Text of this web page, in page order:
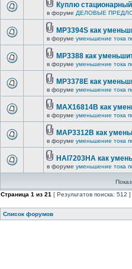
Куплю
в форуме ДЕЛОВЫЕ
MP3394S как
в форуме уменьшение тока
MP3388 как
в форуме уменьшение тока
MP3378E как
в форуме уменьшение тока
MAX16814B как
в форуме уменьшение тока
MAP3312B как
в форуме уменьшение тока
HAI7203HA как
в форуме уменьшение тока
Страница 1 из 21 [ Результатов поиска: 512 ]
Список форумов